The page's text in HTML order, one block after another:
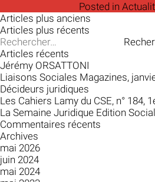
Posted in
Articles plus anciens
Articles plus récents
Rechercher :
Articles récents
Jérémy ORSATTONI
Liaisons Sociales Magazines,
Décideurs juridiques
Les Cahiers Lamy du CSE, n° 184,
La Semaine Juridique Edition
Commentaires récents
Archives
mai 2026
juin 2024
mai 2024